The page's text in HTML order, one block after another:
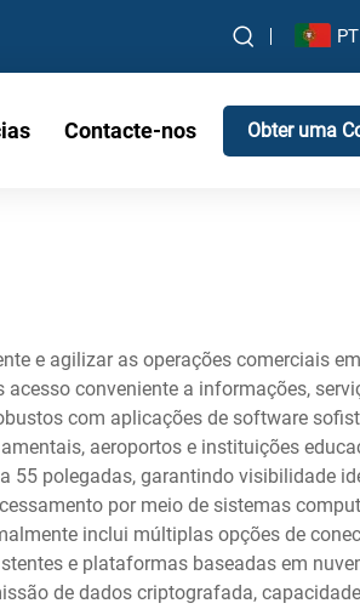
PT
Contacte-nos Obter uma
e agilizar as operações comerciais
conveniente a informações,
com aplicações de software
aeroportos e instituições
55 polegadas, garantindo visibilidade
por meio de sistemas
inclui múltiplas opções de
e plataformas baseadas em
de dados criptografada,